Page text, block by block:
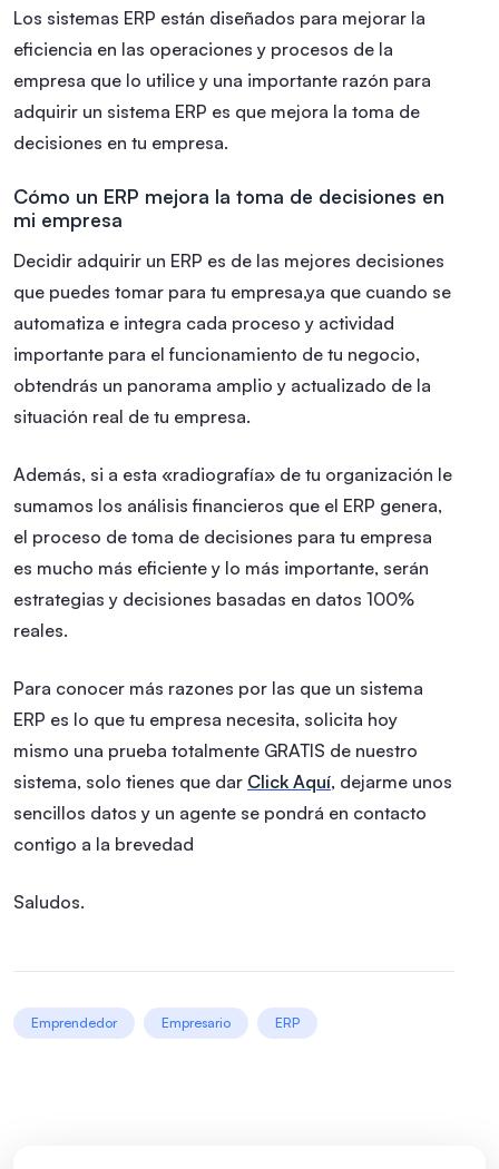
Los sistemas ERP están diseñados para mejorar la
eficiencia en las operaciones y procesos de la
empresa que lo utilice y una importante razón para
adquirir un sistema ERP es que mejora la toma de
decisiones en tu empresa.
Cómo un ERP mejora la toma de decisiones en
mi empresa
Decidir adquirir un ERP es de las mejores decisiones
que puedes tomar para tu empresa,ya que cuando se
automatiza e integra cada proceso y actividad
importante para el funcionamiento de tu negocio,
obtendrás un panorama amplio y actualizado de la
situación real de tu empresa.
Además, si a esta «radiografía» de tu organización le
sumamos los análisis financieros que el ERP genera,
el proceso de toma de decisiones para tu empresa
es mucho más eficiente y lo más importante, serán
estrategias y decisiones basadas en datos 100%
reales.
Para conocer más razones por las que un sistema
ERP es lo que tu empresa necesita, solicita hoy
mismo una prueba totalmente GRATIS de nuestro
sistema, solo tienes que dar Click Aquí, dejarme unos
sencillos datos y un agente se pondrá en contacto
contigo a la brevedad
Saludos.
Emprendedor Empresario ERP